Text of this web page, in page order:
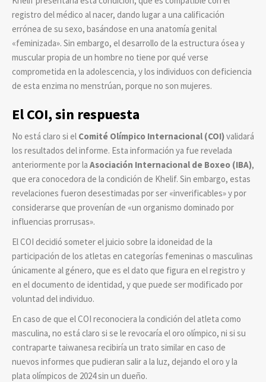
registro del médico al nacer, dando lugar a una calificación
errónea de su sexo, basándose en una anatomía genital
«feminizada». Sin embargo, el desarrollo de la estructura ósea y
muscular propia de un hombre no tiene por qué verse
comprometida en la adolescencia, y los individuos con deficiencia
de esta enzima no menstrúan, porque no son mujeres.
El COI, sin respuesta
No está claro si el Comité Olímpico Internacional (COI)validará
los resultados del informe. Esta información ya fue revelada
anteriormente por la Asociación Internacional de Boxeo (IBA),
que era conocedora de la condición de Khelif. Sin embargo, estas
revelaciones fueron desestimadas por ser «inverificables» y por
considerarse que provenían de «un organismo dominado por
influencias prorrusas».
El COI decidió someter el juicio sobre la idoneidad de la
participación de los atletas en categorías femeninas o masculinas
únicamente al género, que es el dato que figura en el registro y
en el documento de identidad, y que puede ser modificado por
voluntad del individuo.
En caso de que el COI reconociera la condición del atleta como
masculina, no está claro si se le revocaría el oro olímpico, ni si su
contraparte taiwanesa recibiría un trato similar en caso de
nuevos informes que pudieran salir a la luz, dejando el oro y la
plata olímpicos de 2024 sin un dueño.